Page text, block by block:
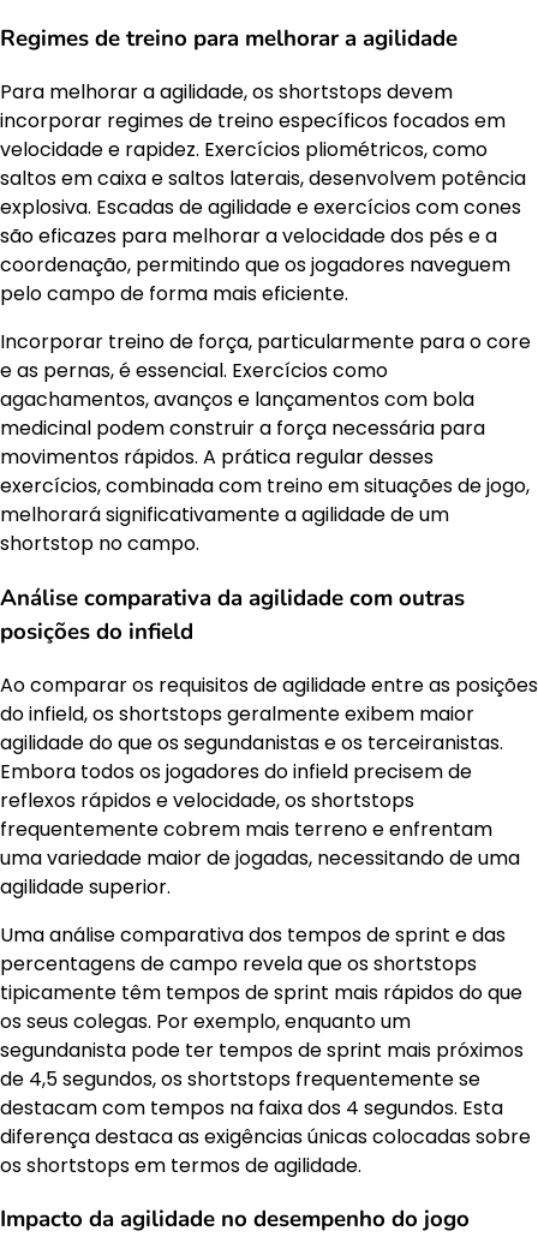
Regimes de treino para melhorar a agilidade
Para melhorar a agilidade, os shortstops devem
incorporar regimes de treino específicos focados em
velocidade e rapidez. Exercícios pliométricos, como
saltos em caixa e saltos laterais, desenvolvem potência
explosiva. Escadas de agilidade e exercícios com cones
são eficazes para melhorar a velocidade dos pés e a
coordenação, permitindo que os jogadores naveguem
pelo campo de forma mais eficiente.
Incorporar treino de força, particularmente para o core
e as pernas, é essencial. Exercícios como
agachamentos, avanços e lançamentos com bola
medicinal podem construir a força necessária para
movimentos rápidos. A prática regular desses
exercícios, combinada com treino em situações de jogo,
melhorará significativamente a agilidade de um
shortstop no campo.
Análise comparativa da agilidade com outras
posições do infield
Ao comparar os requisitos de agilidade entre as posições
do infield, os shortstops geralmente exibem maior
agilidade do que os segundanistas e os terceiranistas.
Embora todos os jogadores do infield precisem de
reflexos rápidos e velocidade, os shortstops
frequentemente cobrem mais terreno e enfrentam
uma variedade maior de jogadas, necessitando de uma
agilidade superior.
Uma análise comparativa dos tempos de sprint e das
percentagens de campo revela que os shortstops
tipicamente têm tempos de sprint mais rápidos do que
os seus colegas. Por exemplo, enquanto um
segundanista pode ter tempos de sprint mais próximos
de 4,5 segundos, os shortstops frequentemente se
destacam com tempos na faixa dos 4 segundos. Esta
diferença destaca as exigências únicas colocadas sobre
os shortstops em termos de agilidade.
Impacto da agilidade no desempenho do jogo